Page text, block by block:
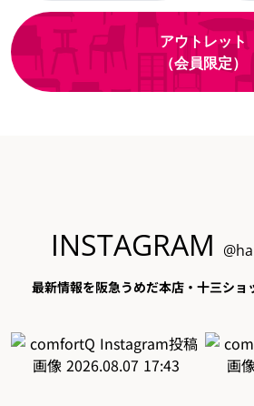
アウトレット
（会員限定）
INSTAGRAM
最新情報を阪急うめだ本店・十三ショ